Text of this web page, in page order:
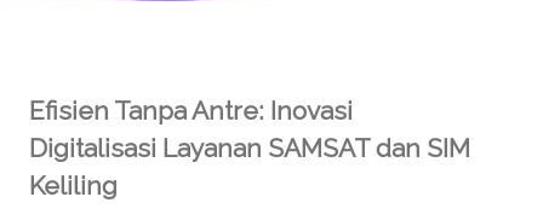
Efisien Tanpa Antre: Inovasi
Digitalisasi Layanan SAMSAT dan SIM
Keliling